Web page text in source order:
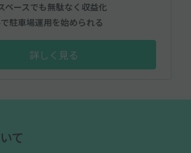
ペースでも無駄なく収益化
駐車場運用を始められる
詳しく見る
て